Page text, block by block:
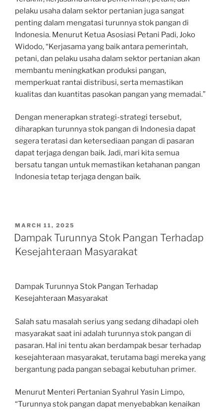
pelaku usaha dalam sektor pertanian juga sangat
penting dalam mengatasi turunnya stok pangan di
Indonesia. Menurut Ketua Asosiasi Petani Padi, Joko
Widodo, “Kerjasama yang baik antara pemerintah,
petani, dan pelaku usaha dalam sektor pertanian akan
membantu meningkatkan produksi pangan,
memperkuat rantai distribusi, serta memastikan
kualitas dan kuantitas pasokan pangan yang memadai.”
Dengan menerapkan strategi-strategi tersebut,
diharapkan turunnya stok pangan di Indonesia dapat
segera teratasi dan ketersediaan pangan di pasaran
dapat terjaga dengan baik. Jadi, mari kita semua
bersatu tangan untuk memastikan ketahanan pangan
Indonesia tetap terjaga dengan baik.
POSTED
ON
MARCH 11, 2025
Dampak Turunnya Stok Pangan Terhadap
Kesejahteraan Masyarakat
Dampak Turunnya Stok Pangan Terhadap
Kesejahteraan Masyarakat
Salah satu masalah serius yang sedang dihadapi oleh
masyarakat saat ini adalah turunnya stok pangan di
pasaran. Hal ini tentu akan berdampak besar terhadap
kesejahteraan masyarakat, terutama bagi mereka yang
bergantung pada pangan sebagai kebutuhan primer.
Menurut Menteri Pertanian Syahrul Yasin Limpo,
“Turunnya stok pangan dapat menyebabkan kenaikan